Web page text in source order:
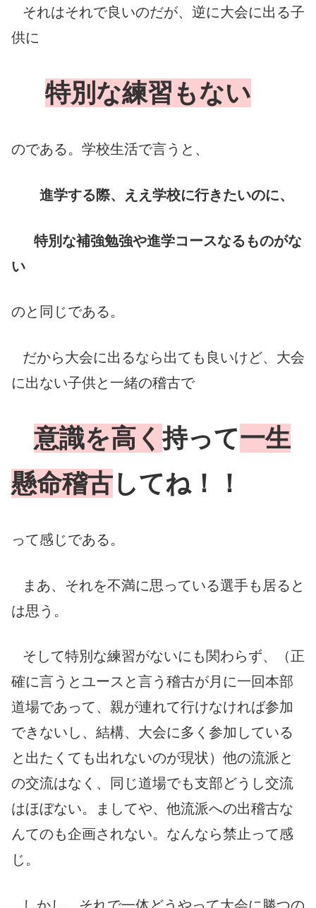
それはそれで良いのだが、逆に大会に出る子
供に
特別な練習もない
のである。学校生活で言うと、
進学する際、ええ学校に行きたいのに、
特別な補強勉強や進学コースなるものがな
い
のと同じである。
だから大会に出るなら出ても良いけど、大会
に出ない子供と一緒の稽古で
意識を高く持って一生
懸命稽古してね！！
って感じである。
まあ、それを不満に思っている選手も居ると
は思う。
そして特別な練習がないにも関わらず、（正
確に言うとユースと言う稽古が月に一回本部
道場であって、親が連れて行けなければ参加
できないし、結構、大会に多く参加している
と出たくても出れないのが現状）他の流派と
の交流はなく、同じ道場でも支部どうし交流
はほぼない。ましてや、他流派への出稽古な
んてのも企画されない。なんなら禁止って感
じ。